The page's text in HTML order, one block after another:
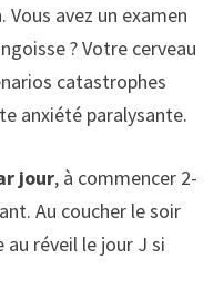
Vous avez un examen
? Votre cerveau
catastrophes
anxiété paralysante.
jour, à commencer 2-
Au coucher le soir
réveil le jour J si